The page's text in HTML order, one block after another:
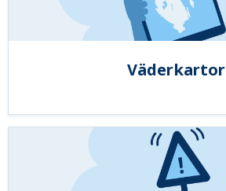
Väderkartor